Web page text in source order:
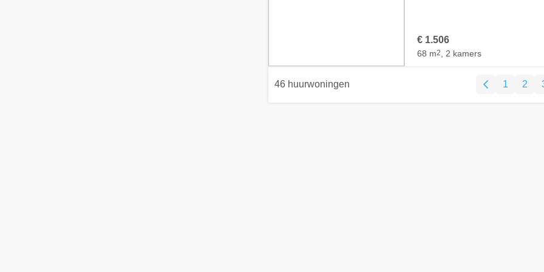
€ 1.506
68 m2 , 2 kamers
46 huurwoningen 1 2